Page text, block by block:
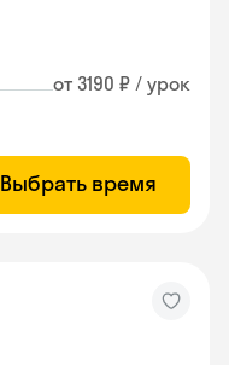
от 3190 ₽ / урок
Выбрать время